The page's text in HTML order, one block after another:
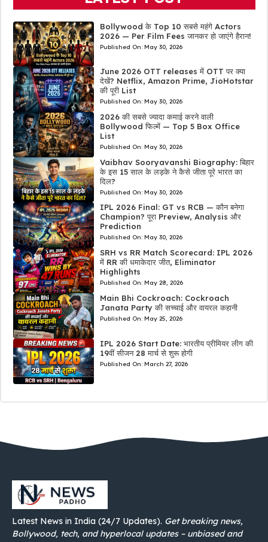
Bollywood के Top 10 सबसे महंगे Actors
2026 — Per Film Fees जानकर हो जाएंगे हैरान!
Published On: May 30, 2026
June 2026 OTT releases में OTT पर क्या
देखें? Netflix, Amazon Prime, JioHotstar
की पूरी List
Published On: May 30, 2026
2026 की सबसे ज्यादा कमाई करने वाली
Bollywood फिल्में — Top 5 Box Office
List
Published On: May 30, 2026
Vaibhav Sooryavanshi Biography: बिहार
के इस 15 साल के लड़के ने कैसे जीता पूरे भारत का
दिल?
Published On: May 30, 2026
IPL 2026 Final: GT vs RCB — कौन बनेगा
Champion? पूरा Preview, Analysis और
Prediction
Published On: May 30, 2026
SRH vs RR Match Scorecard: IPL 2026
में RR की धमाकेदार जीत, Eliminator
Highlights
Published On: May 28, 2026
Main Bhi Cockroach: Cockroach
Janata Party की सच्चाई और वायरल कहानी
Published On: May 25, 2026
IPL 2026 Start Date: भारतीय प्रीमियर लीग की
19वीं सीजन 28 मार्च से शुरू होगी
Published On: March 27, 2026
Latest News in India (24/7 Updates). Get breaking news,
Bollywood, tech, and hyperlocal updates – unbiased and